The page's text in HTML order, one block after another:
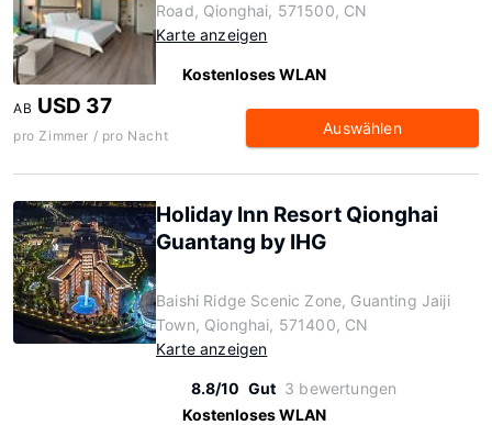
Road, Qionghai, 571500, CN
Karte anzeigen
Kostenloses WLAN
AB USD 37
pro Zimmer / pro Nacht Auswählen
Holiday Inn Resort Qionghai
Guantang by IHG
Baishi Ridge Scenic Zone, Guanting Jaiji
Town, Qionghai, 571400, CN
Karte anzeigen
8.8/10 Gut 3 bewertungen
Kostenloses WLAN